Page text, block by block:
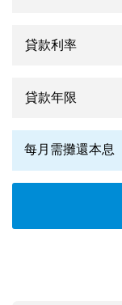
每月需攤還本息